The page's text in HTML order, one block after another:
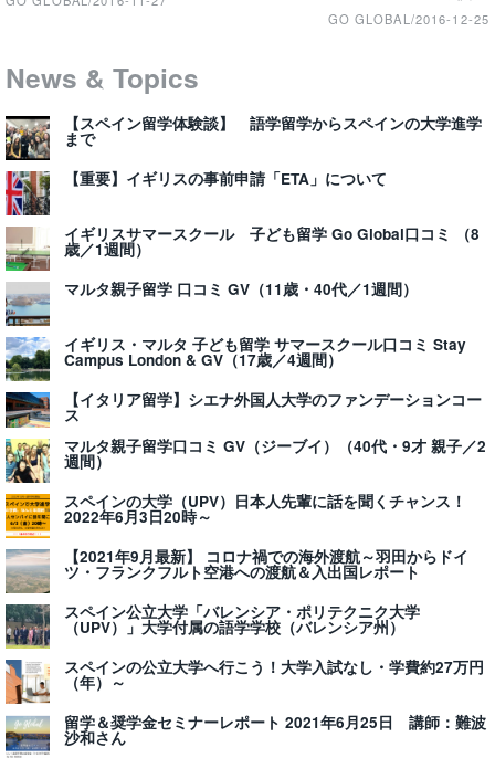
GO GLOBAL /2016-12-25
News & Topics
【スペイン留学体験談】 語学留学からスペインの大学進学
まで
【重要】イギリスの事前申請「ETA」について
イギリスサマースクール 子ども留学 Go Global口コミ （8
歳／1週間）
マルタ親子留学 口コミ GV（11歳・40代／1週間）
イギリス・マルタ 子ども留学 サマースクール口コミ Stay
Campus London & GV（17歳／4週間）
【イタリア留学】シエナ外国人大学のファンデーションコー
ス
マルタ親子留学口コミ GV（ジーブイ）（40代・9才 親子／2
週間）
スペインの大学（UPV）日本人先輩に話を聞くチャンス！
2022年6月3日20時～
【2021年9月最新】 コロナ禍での海外渡航～羽田からドイ
ツ・フランクフルト空港への渡航＆入出国レポート
スペイン公立大学「バレンシア・ポリテクニク大学
（UPV）」大学付属の語学学校（バレンシア州）
スペインの公立大学へ行こう！大学入試なし・学費約27万円
（年）～
留学＆奨学金セミナーレポート 2021年6月25日 講師：難波
沙和さん